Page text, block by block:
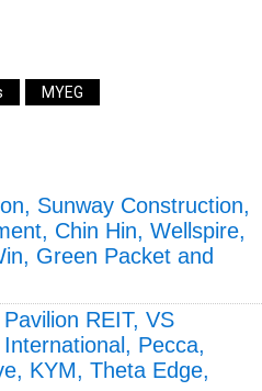
MYEG
Sunway Construction,
Chin Hin, Wellspire,
Green Packet and
REIT, VS
Pecca,
KYM, Theta Edge,